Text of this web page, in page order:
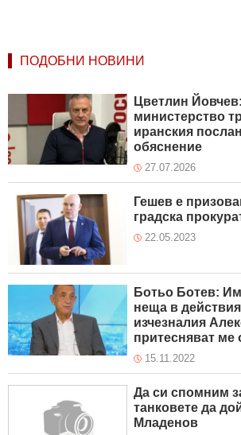
ПОДОБНИ НОВИНИ
Цветлин
министерство
иранския
обяснение
27.07.2026
Гешев е
градска
22.05.2023
Ботьо Ботев:
неща в
изчезналия
притесняват ме
15.11.2022
Да си спомним
танковете да
Младенов